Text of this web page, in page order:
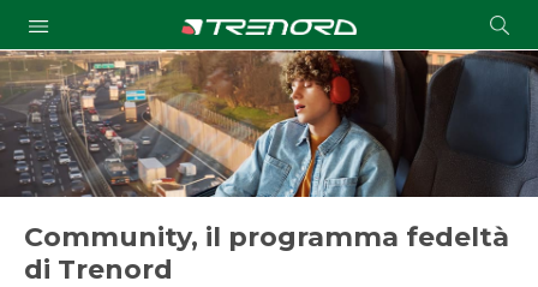
a
Submit
Community, il programma fedeltà
di Trenord